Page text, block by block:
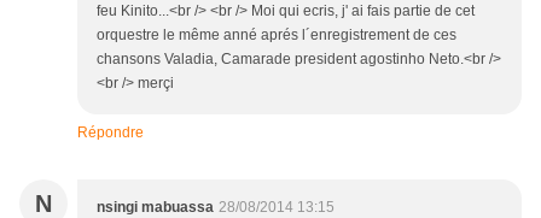
feu Kinito...<br /> <br /> Moi qui ecris, j' ai fais partie de cet
orquestre le même anné aprés l´enregistrement de ces
chansons Valadia, Camarade president agostinho Neto.<br />
<br /> merçi
Répondre
N nsingi mabuassa 28/08/2014 13:15